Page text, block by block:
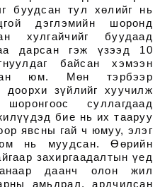
буудсан тул хөлийг нь
дэглэмийн шоронд
хулгайчийг буудаад
дарсан гэж үзээд 10
байсан хэмээн
юм. Мөн тэрбээр
доорхи зүйлийг хуучилж
суллагдаад
бие нь их тааруу
явсны гай ч юмуу, элэг
нь муудсан. Өөрийн
захиргаадалтын үед
даанч олон жил
амьдрал, ардчилсан